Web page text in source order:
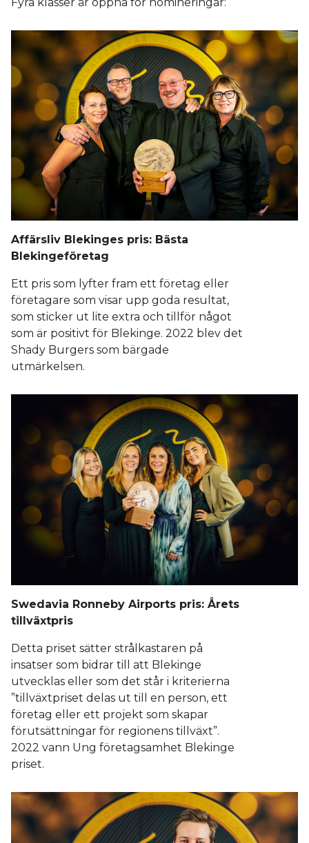
Affärsliv Blekinges pris: Bästa
Blekingeföretag
Ett pris som lyfter fram ett företag eller
företagare som visar upp goda resultat,
som sticker ut lite extra och tillför något
som är positivt för Blekinge. 2022 blev det
Shady Burgers som bärgade
utmärkelsen.
Swedavia Ronneby Airports pris: Årets
tillväxtpris
Detta priset sätter strålkastaren på
insatser som bidrar till att Blekinge
utvecklas eller som det står i kriterierna
”tillväxtpriset delas ut till en person, ett
företag eller ett projekt som skapar
förutsättningar för regionens tillväxt”.
2022 vann Ung företagsamhet Blekinge
priset.